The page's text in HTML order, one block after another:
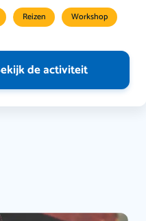
Reizen Workshop
de activiteit